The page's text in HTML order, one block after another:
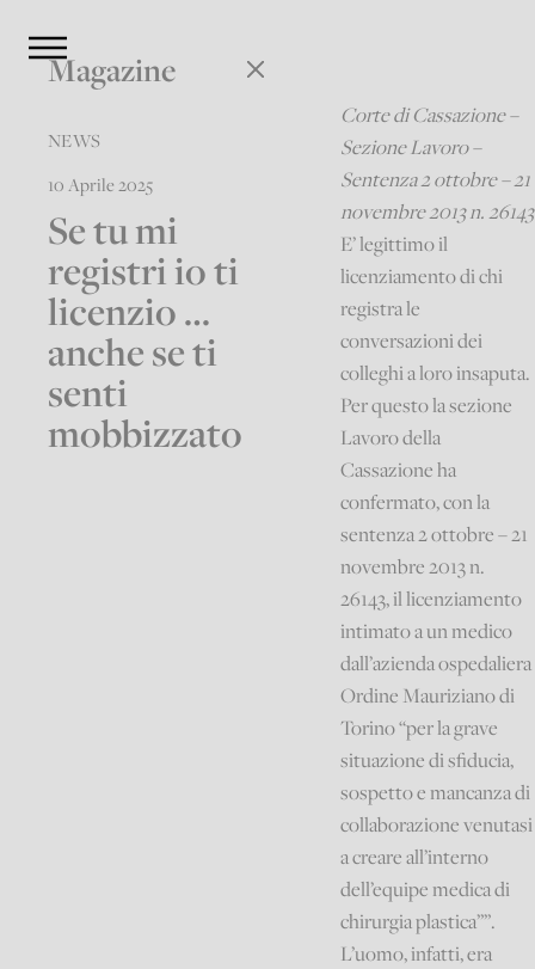
Magazine
NEWS
10 Aprile 2025
Se tu mi
registri io ti
licenzio …
anche se ti
senti
mobbizzato
Corte di Cassazione –
Sezione Lavoro –
Sentenza 2 ottobre – 21
novembre 2013 n. 26143
E’ legittimo il
licenziamento di chi
registra le
conversazioni dei
colleghi a loro insaputa.
Per questo la sezione
Lavoro della
Cassazione ha
confermato, con la
sentenza 2 ottobre – 21
novembre 2013 n.
26143, il licenziamento
intimato a un medico
dall’azienda ospedaliera
Ordine Mauriziano di
Torino “per la grave
situazione di sfiducia,
sospetto e mancanza di
collaborazione venutasi
a creare all’interno
dell’equipe medica di
chirurgia plastica””.
L’uomo, infatti, era